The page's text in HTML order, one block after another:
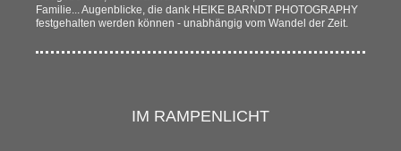
Familie... Augenblicke, die dank HEIKE BARNDT PHOTOGRAPHY
festgehalten werden können - unabhängig vom Wandel der Zeit.
IM RAMPENLICHT